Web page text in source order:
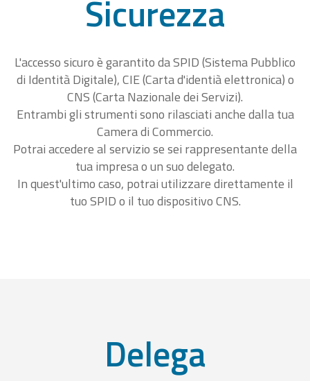
Sicurezza
L'accesso sicuro è garantito da SPID (Sistema Pubblico
di Identità Digitale), CIE (Carta d'identià elettronica) o
CNS (Carta Nazionale dei Servizi).
Entrambi gli strumenti sono rilasciati anche dalla tua
Camera di Commercio.
Potrai accedere al servizio se sei rappresentante della
tua impresa o un suo delegato.
In quest'ultimo caso, potrai utilizzare direttamente il
tuo SPID o il tuo dispositivo CNS.
Delega